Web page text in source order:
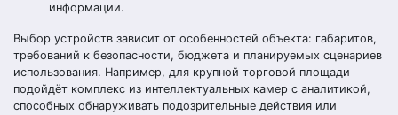
информации.
Выбор устройств зависит от особенностей объекта: габаритов,
требований к безопасности, бюджета и планируемых сценариев
использования. Например, для крупной торговой площади
подойдёт комплекс из интеллектуальных камер с аналитикой,
способных обнаруживать подозрительные действия или